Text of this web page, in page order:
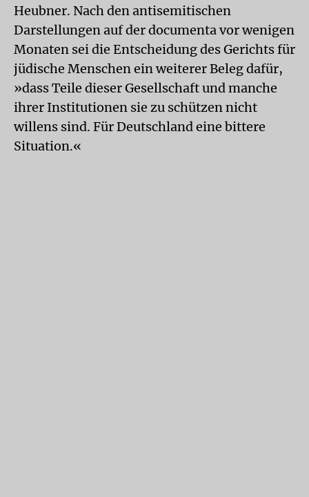
Heubner. Nach den antisemitischen
Darstellungen auf der documenta vor wenigen
Monaten sei die Entscheidung des Gerichts für
jüdische Menschen ein weiterer Beleg dafür,
»dass Teile dieser Gesellschaft und manche
ihrer Institutionen sie zu schützen nicht
willens sind. Für Deutschland eine bittere
Situation.«